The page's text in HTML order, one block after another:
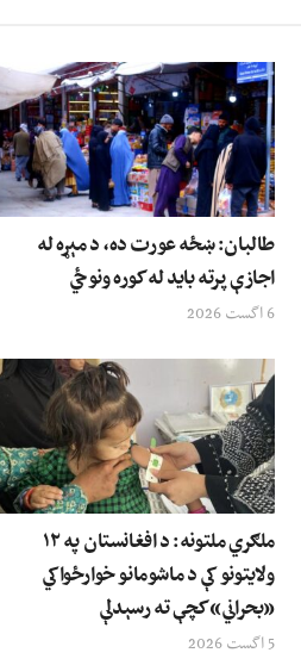
طالبان: ښځه عورت ده، د مېړه له
اجازې پرته باید له کوره ونوځي
6 اگست 2026
ملګري ملتونه: د افغانستان په ۱۲
ولایتونو کې د ماشومانو خوارځواکي
«بحراني» کچې ته رسېدلې
5 اگست 2026